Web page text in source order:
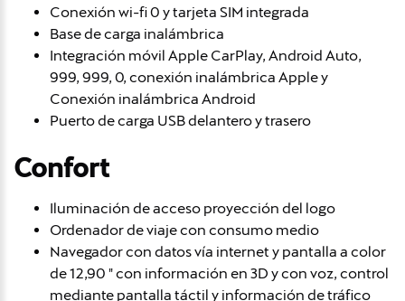
Conexión wi-fi 0 y tarjeta SIM integrada
Base de carga inalámbrica
Integración móvil Apple CarPlay, Android Auto,
999, 999, 0, conexión inalámbrica Apple y
Conexión inalámbrica Android
Puerto de carga USB delantero y trasero
Confort
Iluminación de acceso proyección del logo
Ordenador de viaje con consumo medio
Navegador con datos vía internet y pantalla a color
de 12,90 " con información en 3D y con voz, control
mediante pantalla táctil y información de tráfico